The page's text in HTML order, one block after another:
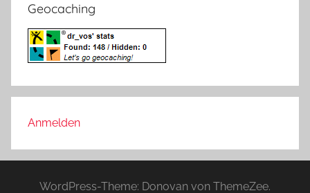
Geocaching
Anmelden
WordPress-Theme: Donovan von ThemeZee.